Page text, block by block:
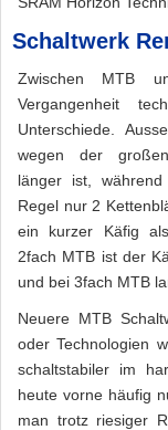
Schaltwerk
Zwischen MTB
Vergangenheit
Unterschiede.
wegen der
länger ist,
Regel nur 2
ein kurzer Käfig
2fach MTB ist der
und bei 3fach MTB
Neuere MTB
oder Technologien
schaltstabiler im
heute vorne häufig
man trotz riesiger